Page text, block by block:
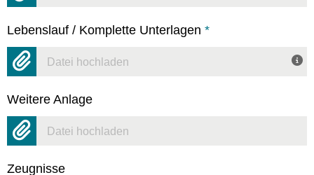
Lebenslauf / Komplette Unterlagen *
Datei hochladen
Weitere Anlage
Datei hochladen
Zeugnisse